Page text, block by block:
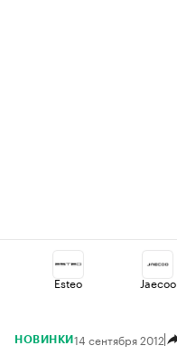
Esteo Jaecoo
Voyah Lada
НОВИНКИ 14 сентября 2012